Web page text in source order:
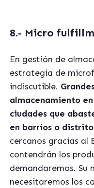
8.- Micro
En gestión de
estrategia de
indiscutible.
almacenamiento
ciudades que
en barrios o
cercanos gracias al
contendrán los
demandaremos. Su
necesitaremos los